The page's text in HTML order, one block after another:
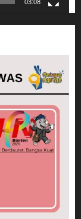
03:08